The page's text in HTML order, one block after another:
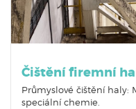
Čištění firemní
Průmyslové čištění haly:
speciální chemie.